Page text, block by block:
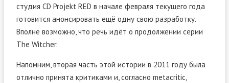
студия CD Projekt RED в начале февраля текущего года
готовится анонсировать ещё одну свою разработку.
Вполне возможно, что речь идёт о продолжении серии
The Witcher.
Напомним, вторая часть этой истории в 2011 году была
отлично принята критиками и, согласно metacritic,